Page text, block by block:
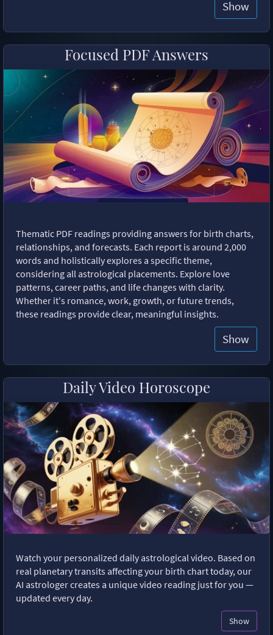
Show
Focused PDF Answers
Thematic PDF readings providing answers for birth charts,
relationships, and forecasts. Each report is around 2,000
words and holistically explores a specific theme,
considering all astrological placements. Explore love
patterns, career paths, and life changes with clarity.
Whether it's romance, work, growth, or future trends,
these readings provide clear, meaningful insights.
Show
Daily Video Horoscope
Watch your personalized daily astrological video. Based on
real planetary transits affecting your birth chart today, our
AI astrologer creates a unique video reading just for you —
updated every day.
Show